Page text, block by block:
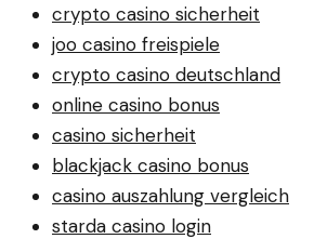
crypto casino sicherheit
joo casino freispiele
crypto casino deutschland
online casino bonus
casino sicherheit
blackjack casino bonus
casino auszahlung vergleich
starda casino login